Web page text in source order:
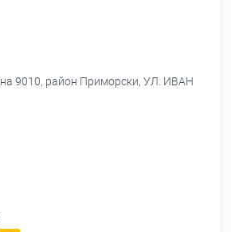
9010, район Приморски, УЛ. ИВАН